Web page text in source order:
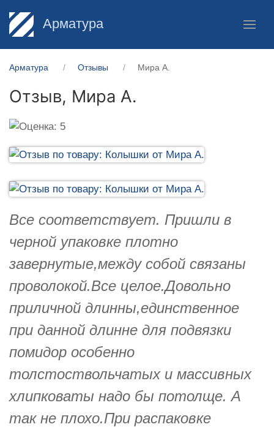
Арматура
Арматура Отзывы Мира А.
Отзыв, Мира А.
Все соответствует. Пришли в
черной упаковке плотно
завернутые,между собой связаны
проволокой.Все целое.Довольно
приличной длинны,единственное
при данной длинне для подвязки
помидор особенно
толстоствольчатых и массивных
хлипковаты надо бы потолще. А
так не плохо.При распаковке